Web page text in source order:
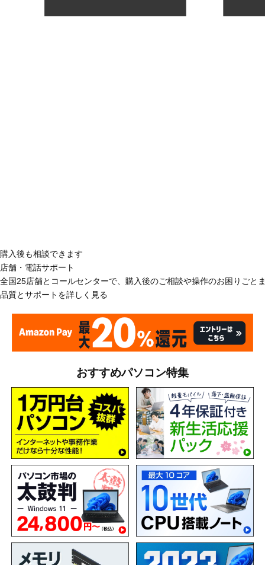
購入後も相談できます
店舗・電話サポート
全国25店舗とコールセンターで、購入後のご相談や操作のお困りごと
品質とサポートを詳しく見る
おすすめパソコン特集